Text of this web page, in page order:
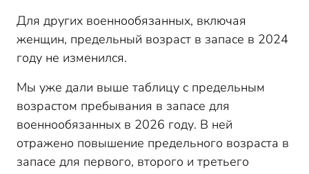
Для других военнообязанных, включая
женщин, предельный возраст в запасе в 2024
году не изменился.
Мы уже дали выше таблицу с предельным
возрастом пребывания в запасе для
военнообязанных в 2026 году. В ней
отражено повышение предельного возраста в
запасе для первого, второго и третьего